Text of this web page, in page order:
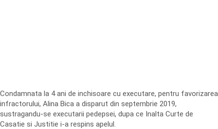
Condamnata la 4 ani de inchisoare cu executare, pentru favorizarea
infractorului, Alina Bica a disparut din septembrie 2019,
sustragandu-se executarii pedepsei, dupa ce Inalta Curte de
Casatie si Justitie i-a respins apelul.